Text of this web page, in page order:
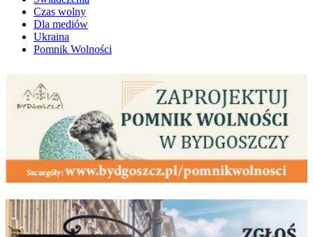
Czas wolny
Dla mediów
Ukraina
Pomnik Wolności